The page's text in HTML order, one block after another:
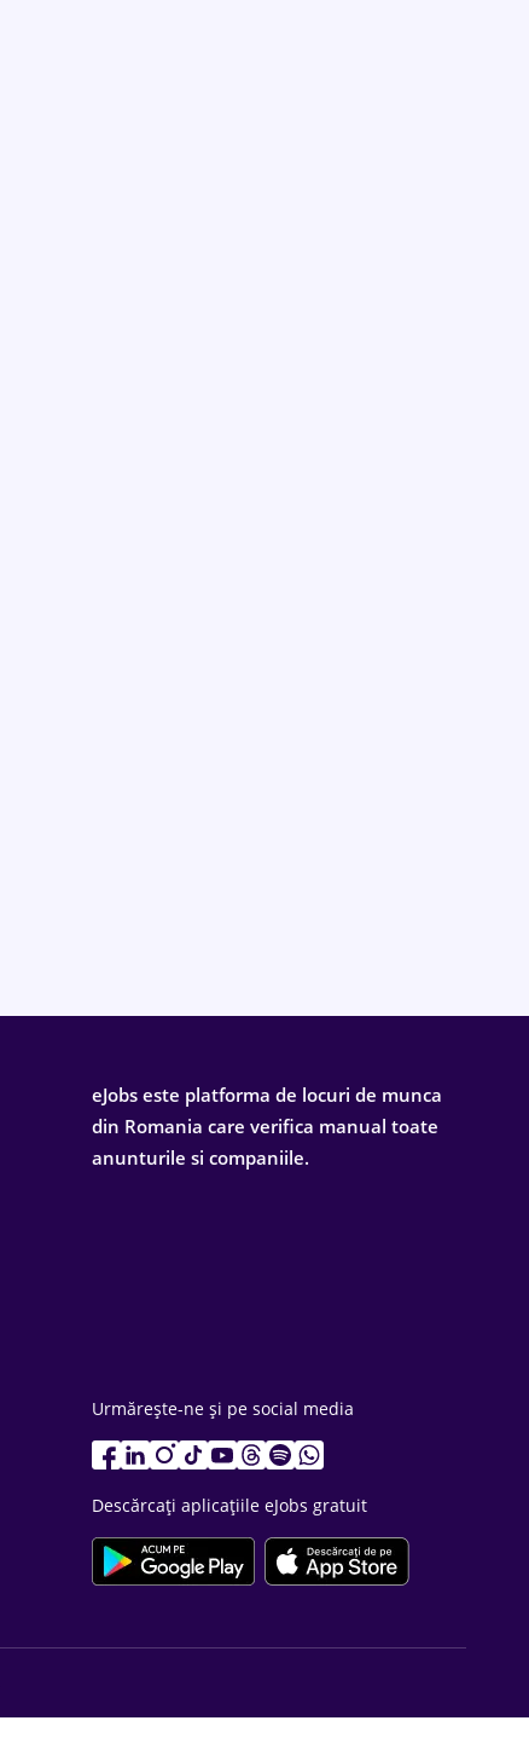
eJobs este platforma de locuri de munca
din Romania care verifica manual toate
anunturile si companiile.
Urmărește-ne și pe social media
Descărcați aplicațiile eJobs gratuit